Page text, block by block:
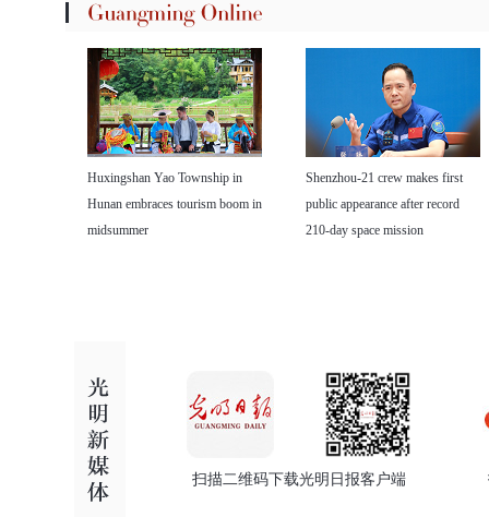
Huxingshan Yao Township in
Hunan embraces tourism boom in
midsummer
Shenzhou-21 crew makes first
public appearance after record
210-day space mission
扫描二维码下载光明日报客户端